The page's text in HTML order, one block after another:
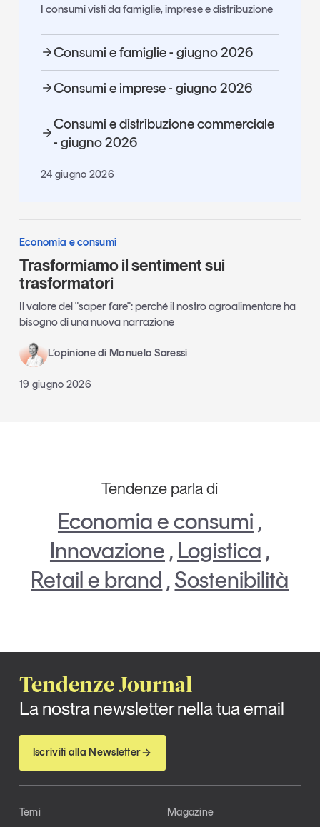
I consumi visti da famiglie, imprese e distribuzione
Consumi e famiglie - giugno 2026
Consumi e imprese - giugno 2026
Consumi e distribuzione commerciale
- giugno 2026
24 giugno 2026
Economia e consumi
Trasformiamo il sentiment sui
trasformatori
Il valore del "saper fare": perché il nostro agroalimentare ha
bisogno di una nuova narrazione
L’opinione di Manuela Soressi
19 giugno 2026
Tendenze parla di
Economia e consumi ,
Innovazione , Logistica ,
Retail e brand ,Sostenibilità
Tendenze Journal
La nostra newsletter nella tua email
Iscriviti alla Newsletter
Temi Magazine